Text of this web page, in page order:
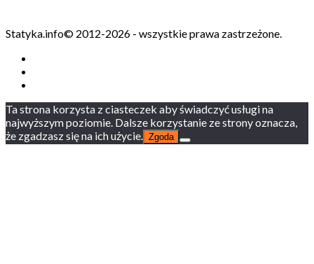
Statyka.info© 2012-2026 - wszystkie prawa zastrzeżone.
Ta strona korzysta z ciasteczek aby świadczyć usługi na
najwyższym poziomie. Dalsze korzystanie ze strony oznacza,
że zgadzasz się na ich użycie. Zgoda